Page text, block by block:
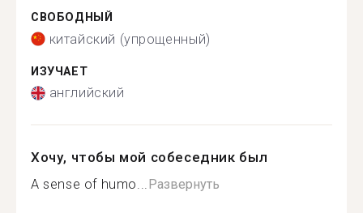
СВОБОДНЫЙ
китайский (упрощенный)
ИЗУЧАЕТ
английский
Хочу, чтобы мой собеседник был
A sense of humo...Развернуть